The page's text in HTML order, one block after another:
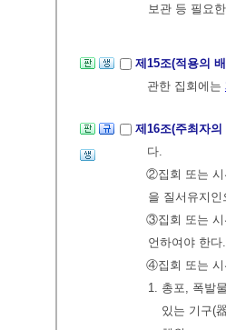
보관 등 필요
제15조(적용의
관한 집회에는
제16조(주최자
다.
②집회 또는 시
을 질서유지
③집회 또는 시
언하여야 한다.
④집회 또는 시
1. 총포, 폭발
있는 기구(